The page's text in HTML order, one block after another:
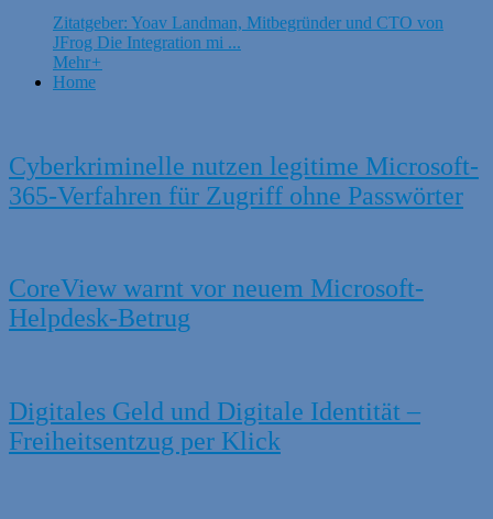
Zitatgeber: Yoav Landman, Mitbegründer und CTO von
JFrog Die Integration mi ...
Mehr+
Home
Cyberkriminelle nutzen legitime Microsoft-
365-Verfahren für Zugriff ohne Passwörter
CoreView warnt vor neuem Microsoft-
Helpdesk-Betrug
Digitales Geld und Digitale Identität –
Freiheitsentzug per Klick